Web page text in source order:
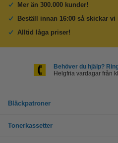
Mer än 300.000 kunder!
Beställ innan 16:00 så skickar vi
Alltid låga priser!
Behöver du hjälp?
Helgfria vardagar från
Bläckpatroner
Tonerkassetter